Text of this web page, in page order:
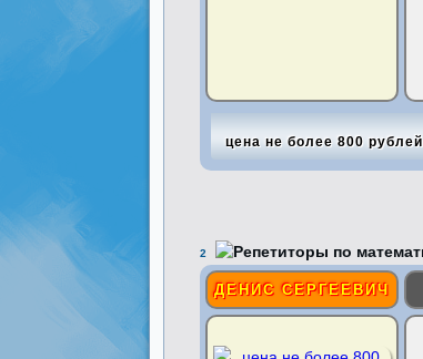
цена не более 800 рублей
2
ДЕНИС СЕРГЕЕВИЧ